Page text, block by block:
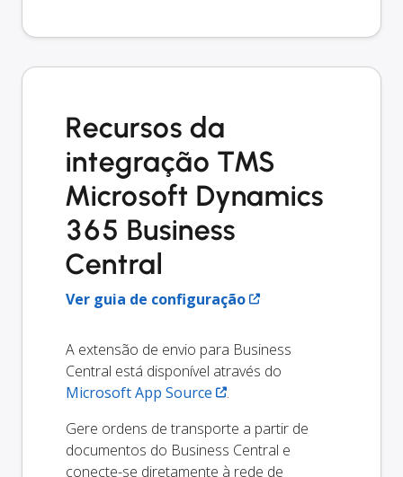
Recursos da
integração TMS
Microsoft Dynamics
365 Business
Central
Ver guia de configuração
A extensão de envio para Business
Central está disponível através do
Microsoft App Source
.
Gere ordens de transporte a partir de
documentos do Business Central e
conecte-se diretamente à rede de